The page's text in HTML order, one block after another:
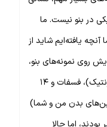
در بنو نیست. ما
آنچه یافته‌ایم شاید از
روی نمونه‌های بنو،
وجود پنج باز نوکلئوتیدی (حروف الفبای ژنتیک)، فسفات و ۱۴
پروتئین‌های بدن من و شما)
اما حالا